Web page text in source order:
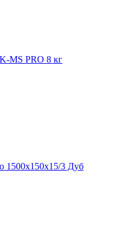
MS PRO 8 кг
1500х150х15/3 Дуб